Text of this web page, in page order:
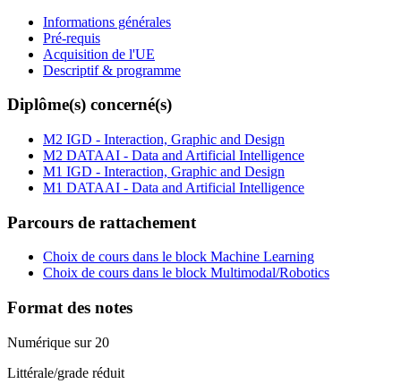
Informations générales
Pré-requis
Acquisition de l'UE
Descriptif & programme
Diplôme(s) concerné(s)
M2 IGD - Interaction, Graphic and Design
M2 DATAAI - Data and Artificial Intelligence
M1 IGD - Interaction, Graphic and Design
M1 DATAAI - Data and Artificial Intelligence
Parcours de rattachement
Choix de cours dans le block Machine Learning
Choix de cours dans le block Multimodal/Robotics
Format des notes
Numérique sur 20
Littérale/grade réduit